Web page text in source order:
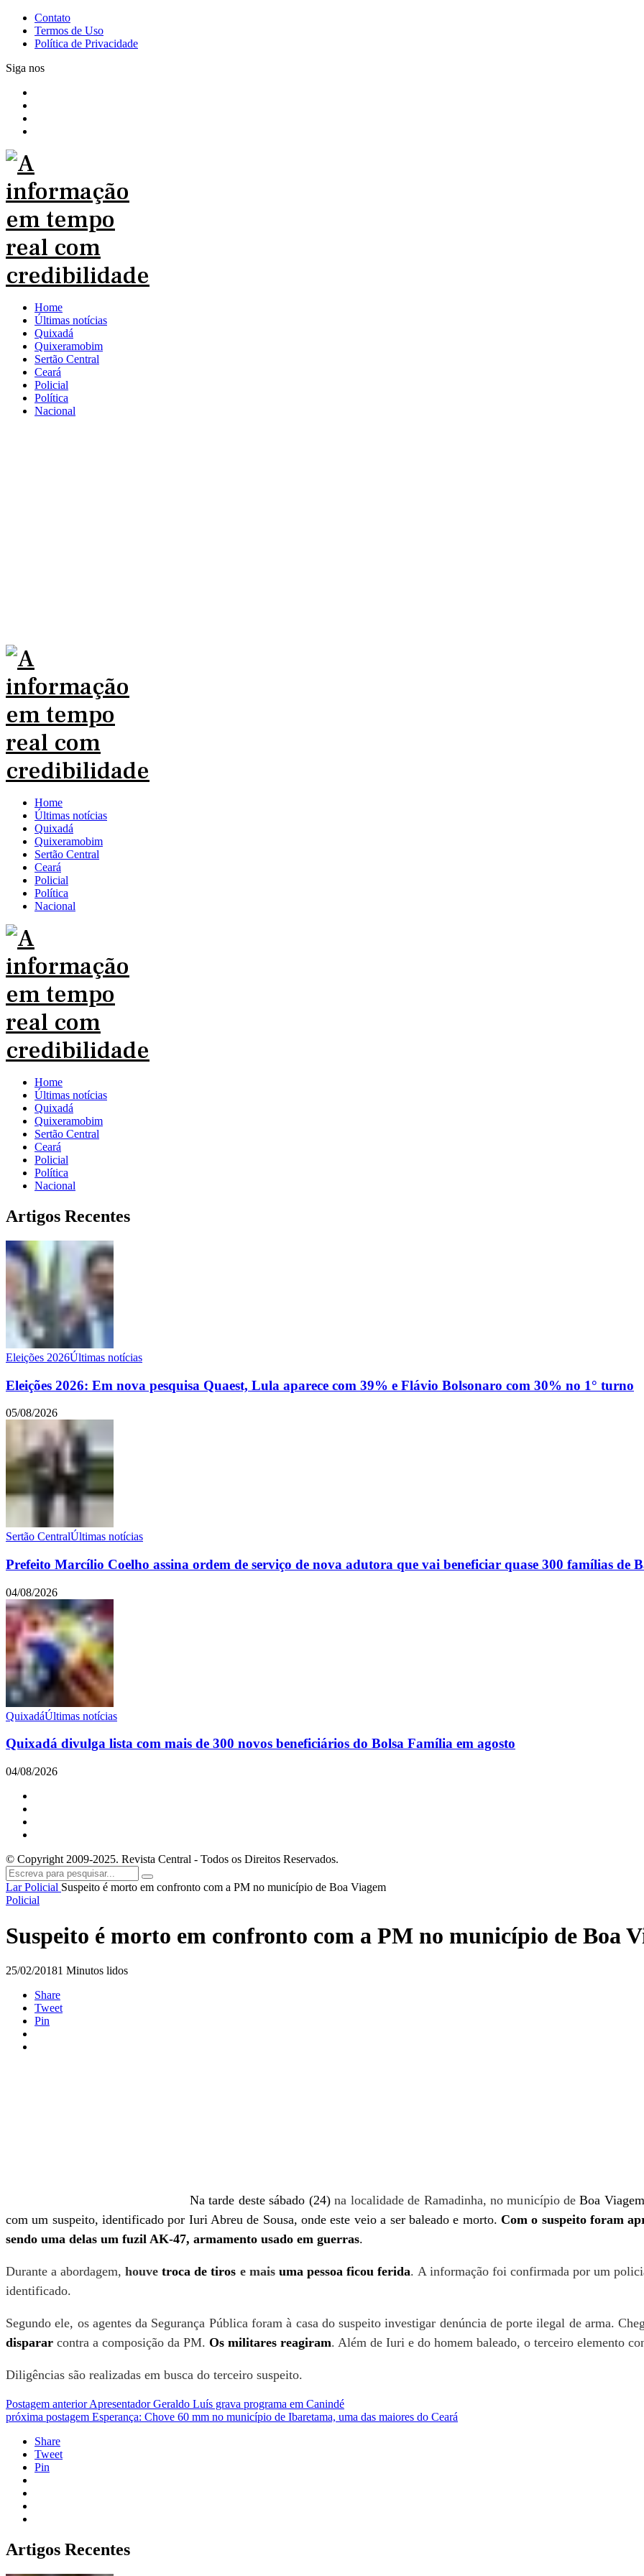
Contato
Termos de Uso
Política de Privacidade
Siga nos
Home
Últimas notícias
Quixadá
Quixeramobim
Sertão Central
Ceará
Policial
Política
Nacional
Home
Últimas notícias
Quixadá
Quixeramobim
Sertão Central
Ceará
Policial
Política
Nacional
Home
Últimas notícias
Quixadá
Quixeramobim
Sertão Central
Ceará
Policial
Política
Nacional
Artigos Recentes
Eleições 2026Últimas notícias
Eleições 2026: Em nova pesquisa Quaest, Lula aparece com 39% e Flávio Bolsonaro com 30% no 1° turno
05/08/2026
Sertão CentralÚltimas notícias
Prefeito Marcílio Coelho assina ordem de serviço de nova adutora que vai beneficiar quase 300 famílias de
04/08/2026
QuixadáÚltimas notícias
Quixadá divulga lista com mais de 300 novos beneficiários do Bolsa Família em agosto
04/08/2026
© Copyright 2009-2025. Revista Central - Todos os Direitos Reservados.
LarPolicial Suspeito é morto em confronto com a PM no município de Boa Viagem
Policial
Suspeito é morto em confronto com a PM no município de Boa
25/02/20181 Minutos lidos
Share
Tweet
Pin
Na tarde deste sábado (24)na localidade de Ramadinha, no município deBoa
com um suspeito, identificado por Iuri Abreu de Sousa, onde este veio a ser baleado e morto. Com o suspeito foram
sendo uma delas um fuzil AK-47, armamento usado em guerras.
Durante a abordagem,houvetroca de tiros e mais uma pessoa ficou ferida. A informação foi confirmada porum
identificado.
Segundo ele, os agentes da Segurança Pública foram à casa do suspeito investigar denúncia de porte ilegal de arma.
disparar contra a composição da PM. Os militares reagiram. Além de Iuri e do homem baleado, o terceiro elemento
Diligências são realizadas em busca do terceiro suspeito.
Postagem anterior Apresentador Geraldo Luís grava programa em Canindé
próxima postagem Esperança: Chove 60 mm no município de Ibaretama, uma das maiores do Ceará
Share
Tweet
Pin
Artigos Recentes